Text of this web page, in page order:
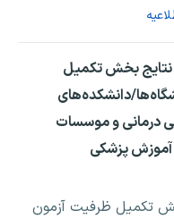
۱۴۰۵- اعلام نتایج بخش تکمیل
دانشکده‌های
درمانی و موسسات
آموزش پزشکی
تکمیل ظرفیت آزمون